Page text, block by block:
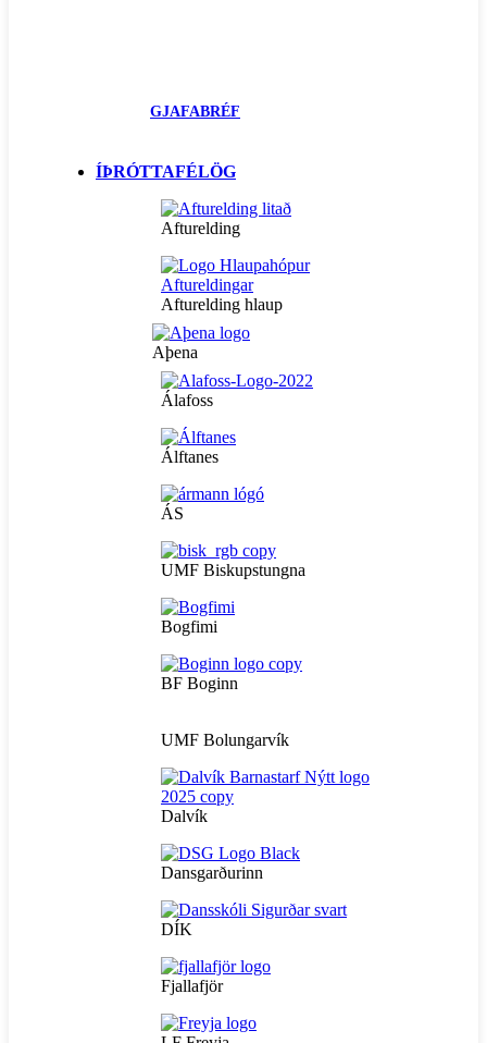
GJAFABRÉF
ÍÞRÓTTAFÉLÖG
Afturelding
Afturelding hlaup
Aþena
Álafoss
Álftanes
ÁS
UMF Biskupstungna
Bogfimi
BF Boginn
UMF Bolungarvík
Dalvík
Dansgarðurinn
DÍK
Fjallafjör